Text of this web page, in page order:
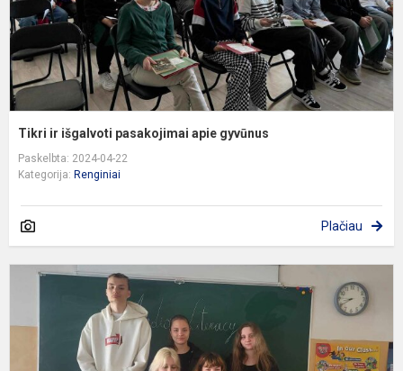
Tikri ir išgalvoti pasakojimai apie gyvūnus
Paskelbta: 2024-04-22
Kategorija: Renginiai
Plačiau